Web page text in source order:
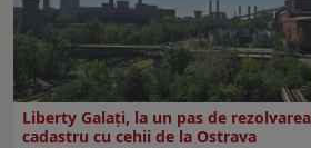
Liberty Galați, la un pas de
cadastru cu cehii de la Ostrava